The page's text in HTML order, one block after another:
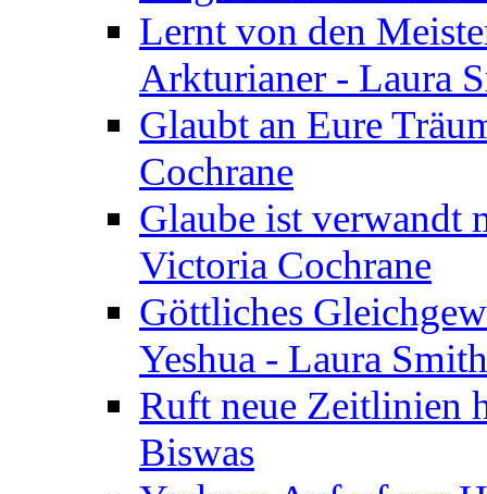
Lernt von den
Arkturianer - Laura
Glaubt an Eure
Cochrane
Glaube ist verwandt
Victoria Cochrane
Göttliches
Yeshua - Laura
Ruft neue Zeitlinien
Biswas